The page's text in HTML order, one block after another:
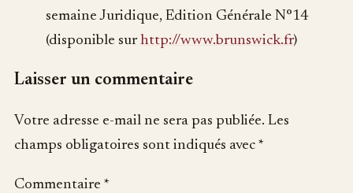
semaine Juridique, Edition Générale N°14
(disponible surhttp://www.brunswick.fr)
Laisser un commentaire
Votre adresse e-mail ne sera pas publiée. Les
champs obligatoires sont indiqués avec *
Commentaire *